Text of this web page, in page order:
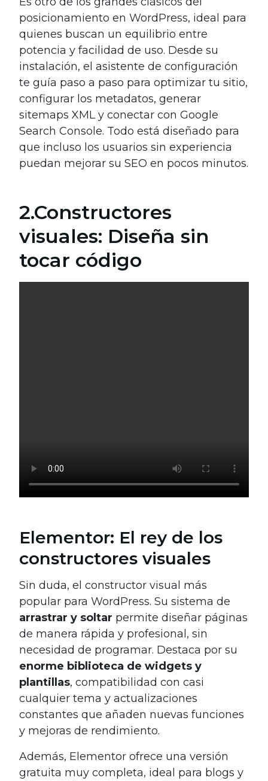
posicionamiento en WordPress, ideal para
quienes buscan un equilibrio entre
potencia y facilidad de uso. Desde su
instalación, el asistente de configuración
te guía paso a paso para optimizar tu sitio,
configurar los metadatos, generar
sitemaps XML y conectar con Google
Search Console. Todo está diseñado para
que incluso los usuarios sin experiencia
puedan mejorar su SEO en pocos minutos.
2.Constructores
visuales: Diseña sin
tocar código
Elementor: El rey de los
constructores visuales
Sin duda, el constructor visual más
popular para WordPress. Su sistema de
arrastrar y soltar permite diseñar páginas
de manera rápida y profesional, sin
necesidad de programar. Destaca por su
enorme biblioteca de widgets y
plantillas, compatibilidad con casi
cualquier tema y actualizaciones
constantes que añaden nuevas funciones
y mejoras de rendimiento.
Además, Elementor ofrece una versión
gratuita muy completa, ideal para blogs y